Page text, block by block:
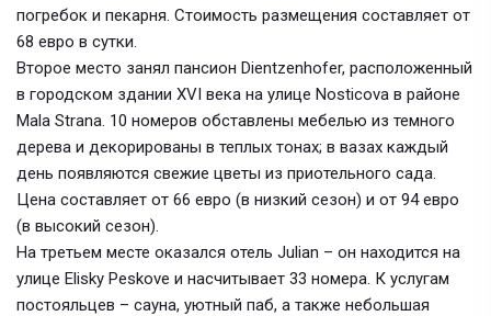
погребок и пекарня. Стоимость размещения составляет от
68 евро в сутки.
Второе место занял пансион Dientzenhofer, расположенный
в городском здании XVI века на улице Nosticova в районе
Mala Strana. 10 номеров обставлены мебелью из темного
дерева и декорированы в теплых тонах; в вазах каждый
день появляются свежие цветы из приотельного сада.
Цена составляет от 66 евро (в низкий сезон) и от 94 евро
(в высокий сезон).
На третьем месте оказался отель Julian – он находится на
улице Elisky Peskove и насчитывает 33 номера. К услугам
постояльцев – сауна, уютный паб, а также небольшая